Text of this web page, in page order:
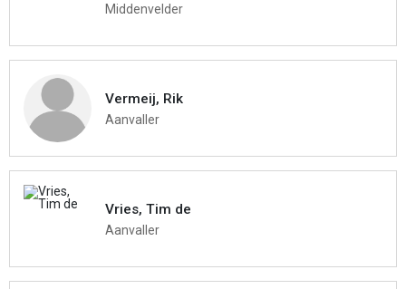
Middenvelder
Vermeij, Rik
Aanvaller
Vries, Tim de
Aanvaller